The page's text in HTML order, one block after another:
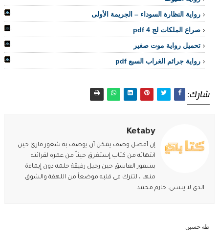
رواية النظارة السوداء – الجريمة الأولى
صراع الملكات لج 4 pdf
تحميل رواية موت صغير
رواية جرائم الغراب السبع pdf
شارك:
Ketaby
إن أفضل وصف يمكن أن يوصف به شعور قارئ حين
انتهائه من كتاب إستغرق حيناً من عمره لقرائته
بشعور العاشق حين رحيل رفيقة حلمه دون إيماءة
منها ، لتترك فى قلبه موضعاً من اللهفة والشوق
الذى لا ينسى. حازم محمد
طه حسين